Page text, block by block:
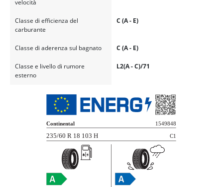
velocità
Classe di efficienza del
carburante
C (A - E)
Classe di aderenza sul bagnato C (A - E)
Classe e livello di rumore
esterno
L2(A - C)/71